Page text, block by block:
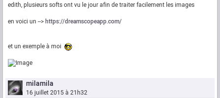
edith, plusieurs softs ont vu le jour afin de traiter facilement les images
en voici un -->https://dreamscopeapp.com/
et un exemple à moi
milamila
16 juillet 2015 à 21h32